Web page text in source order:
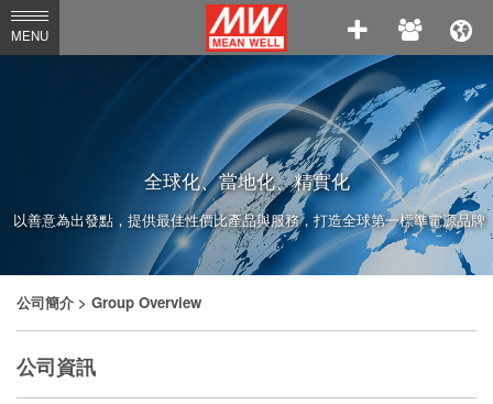
MEAN
WELL
Enterprises
Co.,
Ltd.
MENU
全球化、當地化、精實化
以善意為出發點，提供最佳性價比產品與服務，打造全球第一標準電源品牌
公司簡介 > Group Overview
公司資訊